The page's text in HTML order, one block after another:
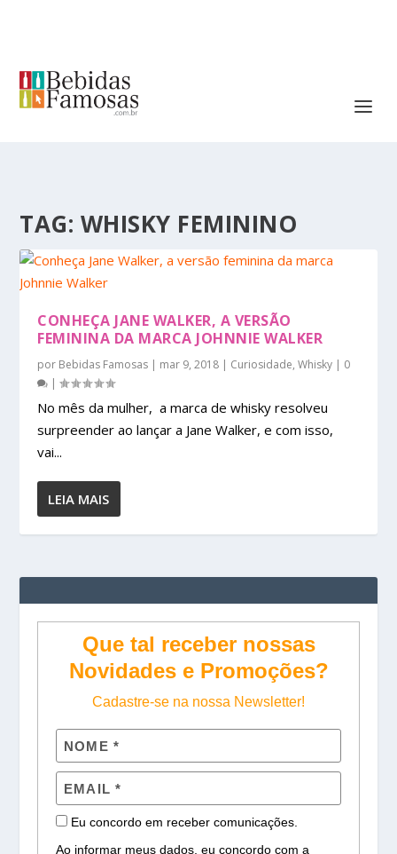
TAG: WHISKY FEMININO
CONHEÇA JANE WALKER, A VERSÃO
FEMININA DA MARCA JOHNNIE WALKER
por Bebidas Famosas | mar 9, 2018 | Curiosidade,Whisky | 0
|
No mês da mulher, a marca de whisky resolveu
surpreender ao lançar a Jane Walker, e com isso,
vai...
LEIA MAIS
Que tal receber nossas
Novidades e Promoções?
Cadastre-se na nossa Newsletter!
Eu concordo em receber comunicações.
Ao informar meus dados, eu concordo com a